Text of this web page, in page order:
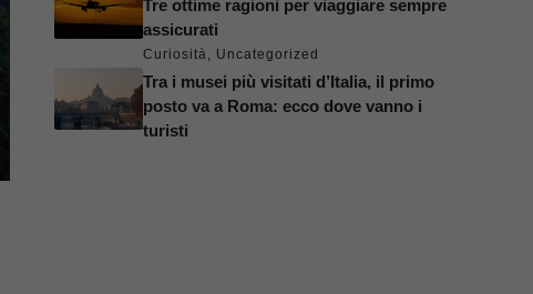
Tre ottime ragioni per viaggiare sempre
assicurati
Curiosità, Uncategorized
Tra i musei più visitati d’Italia, il primo
posto va a Roma: ecco dove vanno i
turisti